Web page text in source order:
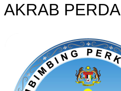
AKRAB PERDA